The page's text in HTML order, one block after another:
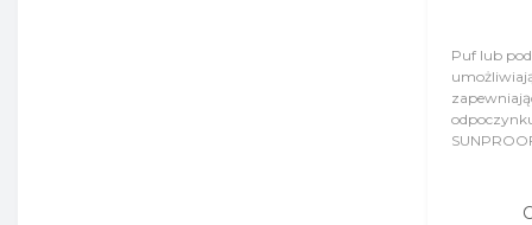
Puf lub